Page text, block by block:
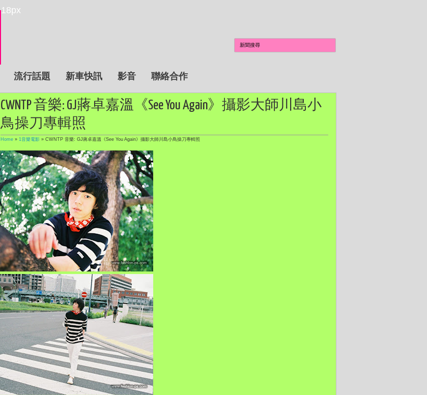
18px
流行話題 新車快訊 影音 聯絡合作
CWNTP 音樂: GJ蔣卓嘉溫《See You Again》攝影大師川島小
鳥操刀專輯照
Home » 1音樂電影 » CWNTP 音樂: GJ蔣卓嘉溫《See You Again》攝影大師川島小鳥操刀專輯照